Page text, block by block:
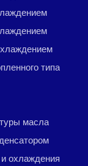
типа
масла
охлаждения